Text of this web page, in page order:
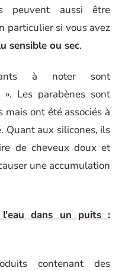
peuvent aussi être
particulier si vous avez
sensible ou sec.
à noter sont
Les parabènes sont
ont été associés à
Quant aux silicones, ils
de cheveux doux et
une accumulation
l'eau dans un puits :
contenant des